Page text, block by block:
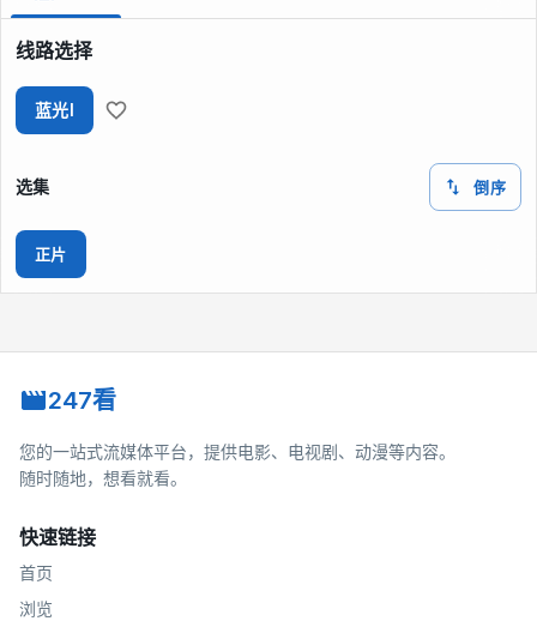
线路选择
蓝光I
选集 倒序
正片
247看
您的一站式流媒体平台，提供电影、电视剧、动漫等内容。
随时随地，想看就看。
快速链接
首页
浏览